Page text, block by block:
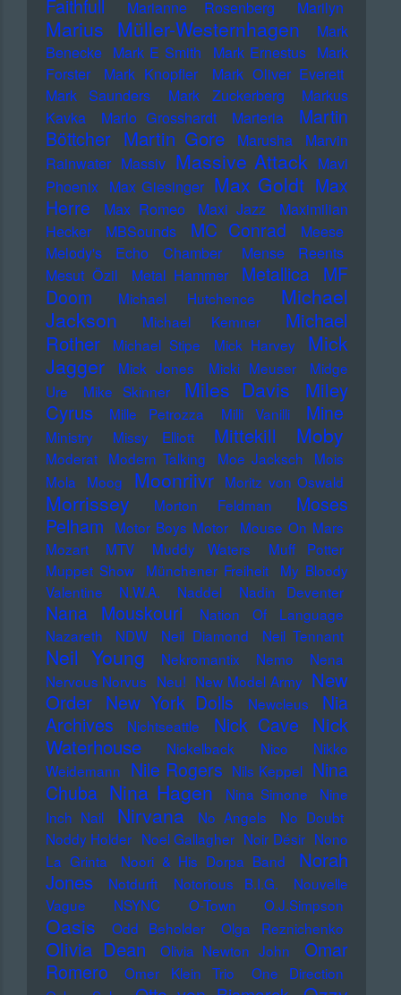
Faithfull
Marianne Rosenberg Marilyn
Marius Müller-Westernhagen
Mark
Benecke Mark E Smith Mark Ernestus Mark
Forster
Mark Knopfler
Mark Oliver Everett
Mark Saunders
Mark Zuckerberg
Markus
Kavka
Marlo Grosshardt Marteria
Martin
Böttcher Martin Gore Marusha
Marvin
Rainwater Massiv Massive Attack Mavi
Phoenix Max Giesinger Max Goldt Max
Herre
Max Romeo Maxi Jazz
Maximilian
Hecker
MBSounds MC Conrad
Meese
Melody's Echo Chamber
Mense Reents
Mesut Özil
Metal Hammer Metallica MF
Doom
Michael Hutchence
Michael
Jackson
Michael Kemner
Michael
Rother
Michael Stipe Mick Harvey
Mick
Jagger
Mick Jones Micki Meuser
Midge
Ure
Mike Skinner Miles Davis
Miley
Cyrus
Mille Petrozza Milli Vanilli Mine
Ministry Missy Elliott Mittekill Moby
Moderat Modern Talking Moe Jacksch
Mois
Mola
Moog Moonriivr Moritz von Oswald
Morrissey Morton Feldman
Moses
Pelham
Motor Boys Motor
Mouse On Mars
Mozart
MTV Muddy Waters
Muff Potter
Muppet Show
Münchener Freiheit
My Bloody
Valentine
N.W.A. Naddel Nadin Deventer
Nana Mouskouri
Nation Of Language
Nazareth
NDW Neil Diamond Neil Tennant
Neil Young Nekromantix Nemo
Nena
Nervous Norvus Neu! New Model Army New
Order New York Dolls Newcleus
Nia
Archives
Nichtseattle Nick Cave
Nick
Waterhouse
Nickelback Nico
Nikko
Weidemann Nile Rogers Nils Keppel Nina
Chuba Nina Hagen Nina Simone
Nine
Inch Nail
Nirvana No Angels
No Doubt
Noddy Holder Noel Gallagher Noir Désir Nono
La Grinta
Noori & His Dorpa Band
Norah
Jones
Notdurft Notorious B.I.G.
Nouvelle
Vague
NSYNC O-Town O.J.Simpson
Oasis Odd Beholder Olga Reznichenko
Olivia Dean Olivia Newton John
Omar
Romero
Omer Klein Trio
One Direction